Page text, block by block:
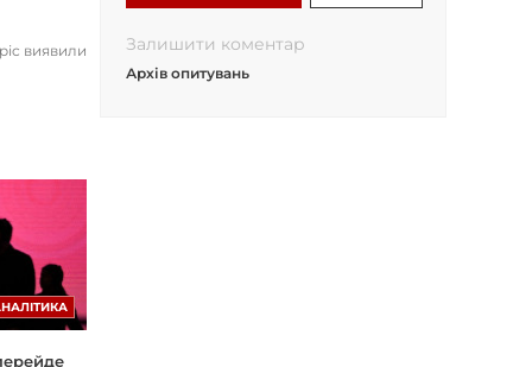
виявили Залишити коментар
Архів опитувань